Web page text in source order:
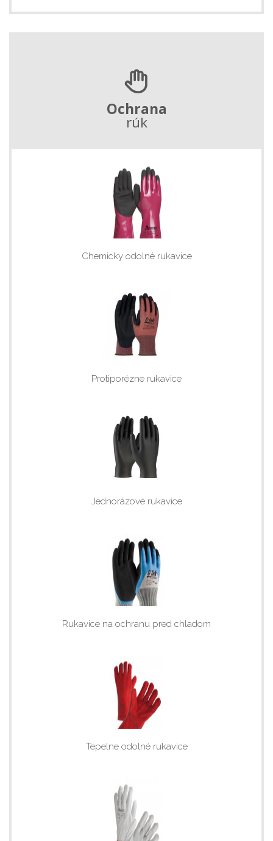
Ochrana
rúk
Chemicky odolné rukavice
Protiporézne rukavice
Jednorázové rukavice
Rukavice na ochranu pred chladom
Tepelne odolné rukavice